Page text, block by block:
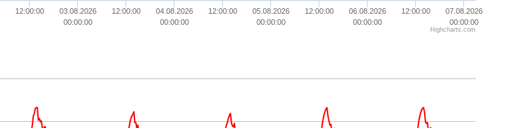
12:00:00
03.08.2026
00:00:00
12:00:00
04.08.2026
00:00:00
12:00:00
05.08.2026
00:00:00
12:00:00
06.08.2026
00:00:00
12:00:00
07.08.2026
00:00:00
Highcharts.com